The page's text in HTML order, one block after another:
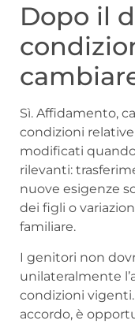
Dopo il
Sì. Affidamento,
condizioni
modificati
rilevanti:
nuove esigenze
dei figli o
familiare.
I genitori non
unilateralmente
condizioni
accordo, è